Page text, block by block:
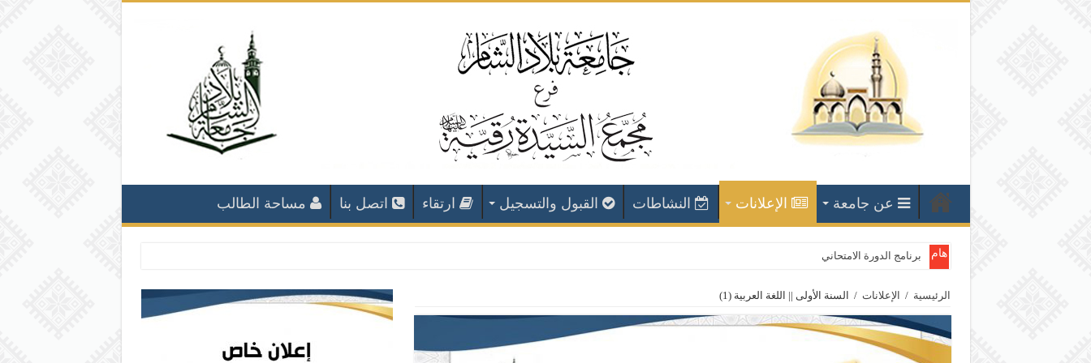
عن جامعة الإعلانات النشاطات القبول والتسجيل ارتقاء اتصل بنا مساحة الطالب
هام برنامج الدورة الامتحانية الأولى للع
الرئيسية / الإعلانات / السنة الأولى || اللغة العربية (1)